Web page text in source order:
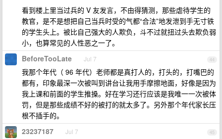
看到楼上里当过兵的 V 友发言，不由得猜测，那些虐待学生的
教官，是不是想把自己当兵时受的气都“合法”地发泄到手无寸铁
的学生头上。被比自己强大的人欺负，斗不过就扭过头去欺负弱
小，也算常见的人性恶之一了。
44
BeforeTooLate Jul 7
我那个年代（ 96 年代）老师都是真打人的，打头的，打嘴巴的
都有，印象最深一次被叫到讲台让我用手摩擦地面，好像是因为
我上课和前面的学生推搡。好在学习还行应该是我唯一一次被体
罚，但是那些成绩不好的被打的就太多了。另外那个年代家长压
根不插手的。
45
23237187 Jul 7